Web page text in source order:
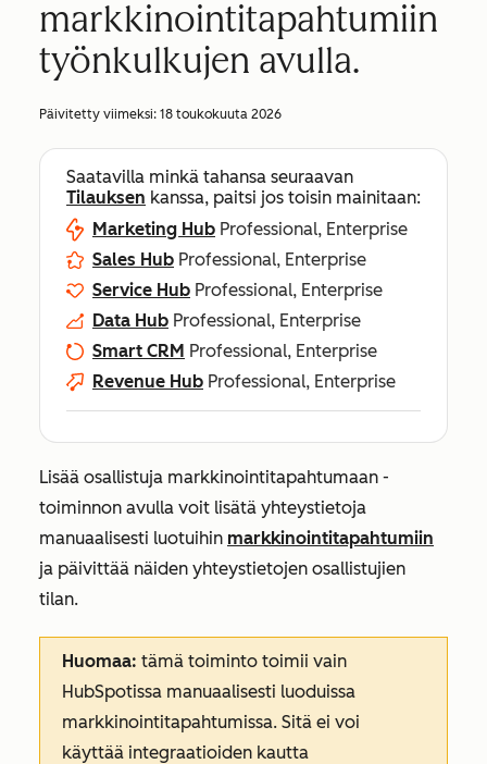
markkinointitapahtumiin
työnkulkujen avulla.
Päivitetty viimeksi: 18 toukokuuta 2026
Saatavilla minkä tahansa seuraavan
Tilauksen kanssa, paitsi jos toisin mainitaan:
Marketing Hub Professional, Enterprise
Sales Hub Professional, Enterprise
Service Hub Professional, Enterprise
Data Hub Professional, Enterprise
Smart CRM Professional, Enterprise
Revenue Hub Professional, Enterprise
Lisää osallistuja markkinointitapahtumaan -
toiminnon avulla voit lisätä yhteystietoja
manuaalisesti luotuihin markkinointitapahtumiin
ja päivittää näiden yhteystietojen osallistujien
tilan.
Huomaa: tämä toiminto toimii vain
HubSpotissa manuaalisesti luoduissa
markkinointitapahtumissa. Sitä ei voi
käyttää integraatioiden kautta